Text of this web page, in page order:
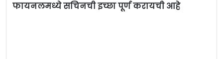
फायनलमध्ये सचिनची इच्छा पूर्ण करायची आहे